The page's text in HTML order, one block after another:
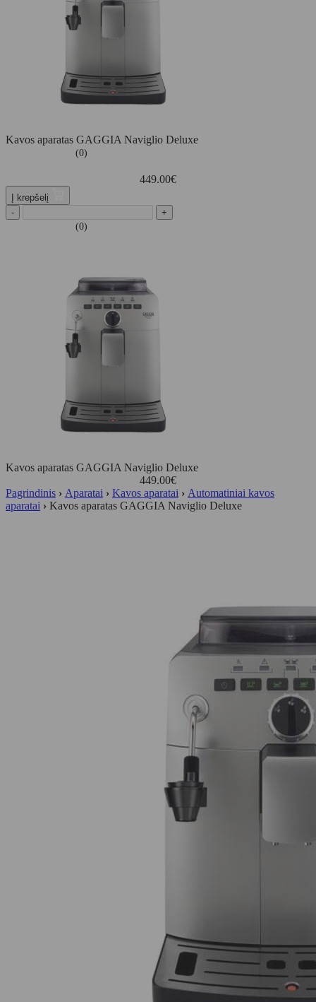
Kavos aparatas GAGGIA Naviglio Deluxe
(0)
449.00€
Į krepšelį
-
+
(0)
Kavos aparatas GAGGIA Naviglio Deluxe
449.00€
Pagrindinis › Aparatai › Kavos aparatai › Automatiniai kavos
aparatai › Kavos aparatas GAGGIA Naviglio Deluxe